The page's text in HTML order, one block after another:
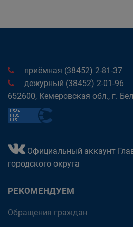
приёмная (38452) 2-81-37
дежурный (38452) 2-01-96
652600, Кемеровская обл., г.
Официальный аккаунт
городского округа
РЕКОМЕНДУЕМ
Обращения граждан